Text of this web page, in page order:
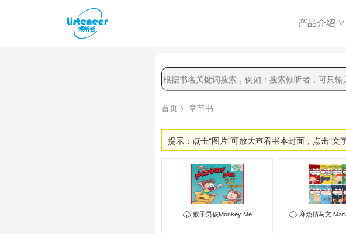
产品介绍
首页 章节书
提示：点击“图片”可放大查看书本封面，点击“文
猴子男孩Monkey Me 麻烦精马文